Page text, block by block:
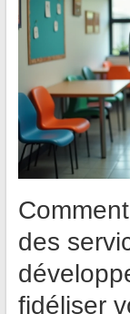
des
fidéliser